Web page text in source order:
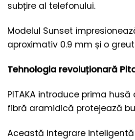
subțire al telefonului.
Modelul Sunset
aproximativ 0.9 mm și o
Tehnologia revoluționară
PITAKA introduce prima
fibră aramidică protejează
Această integrare